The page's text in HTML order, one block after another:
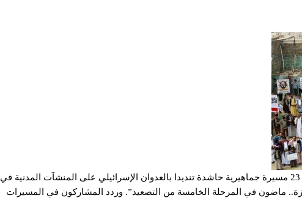
الثورة نت../ شهدت محافظة ريمة، اليوم، 23 مسيرة جماهيرية حاشدة تنديدا بالعدوان الإسرائيلي على المنشآت المدنية في
ماضون في المرحلة الخامسة من التصعيد”. وردد المشاركون في المسيرات